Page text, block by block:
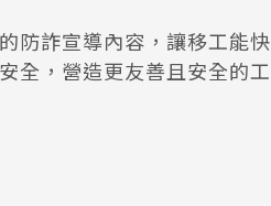
防詐宣導內容，讓移工能快
全，營造更友善且安全的工